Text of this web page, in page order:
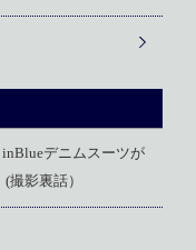
デニムスーツが
撮影裏話）